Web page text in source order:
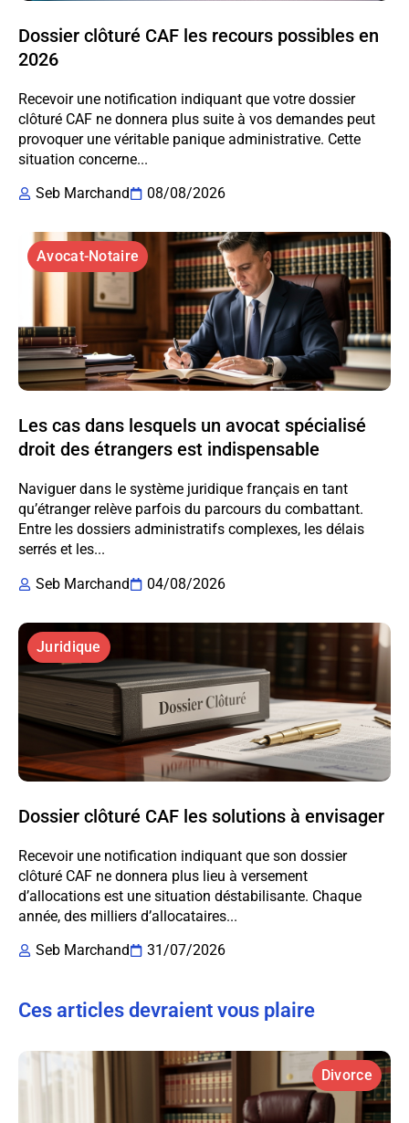
Dossier clôturé CAF les recours possibles en
2026
Recevoir une notification indiquant que votre dossier
clôturé CAF ne donnera plus suite à vos demandes peut
provoquer une véritable panique administrative. Cette
situation concerne...
Seb Marchand
08/08/2026
Avocat-Notaire
Les cas dans lesquels un avocat spécialisé
droit des étrangers est indispensable
Naviguer dans le système juridique français en tant
qu’étranger relève parfois du parcours du combattant.
Entre les dossiers administratifs complexes, les délais
serrés et les...
Seb Marchand
04/08/2026
Juridique
Dossier clôturé CAF les solutions à envisager
Recevoir une notification indiquant que son dossier
clôturé CAF ne donnera plus lieu à versement
d’allocations est une situation déstabilisante. Chaque
année, des milliers d’allocataires...
Seb Marchand
31/07/2026
Ces articles devraient vous plaire
Divorce